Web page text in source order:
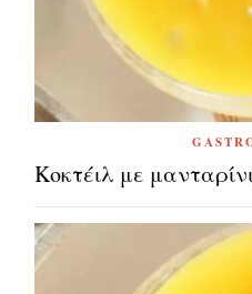
Κοκτέιλ με